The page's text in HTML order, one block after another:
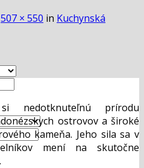
507 × 550 in Kuchynská
si nedotknuteľnú prírodu
ostrovov a široké
kameňa. Jeho sila sa v
mení na skutočne